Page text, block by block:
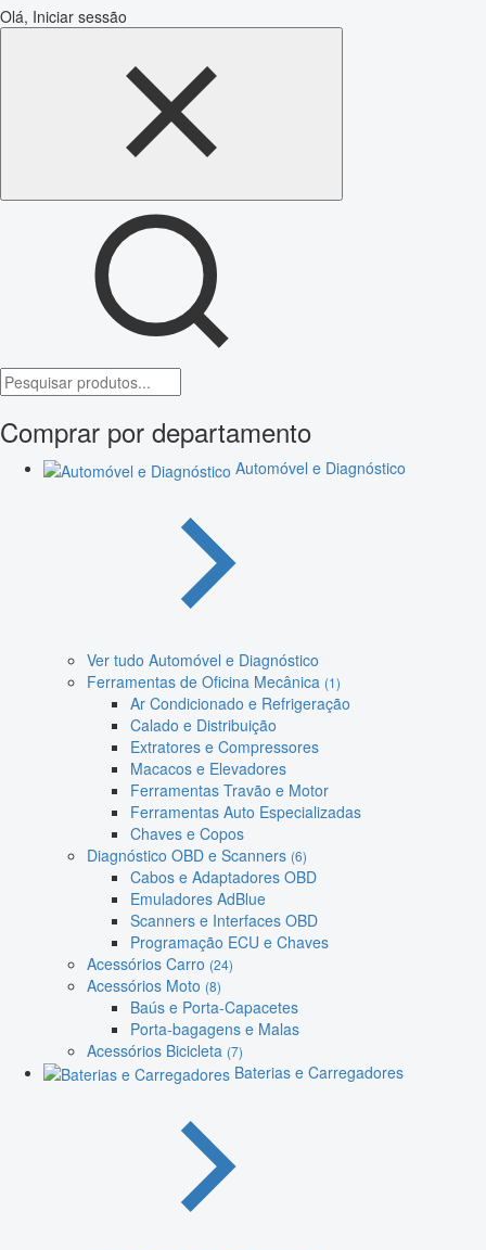
Olá, Iniciar sessão
Comprar por departamento
Automóvel e Diagnóstico
Ver tudo Automóvel e Diagnóstico
Ferramentas de Oficina Mecânica (1)
Ar Condicionado e Refrigeração
Calado e Distribuição
Extratores e Compressores
Macacos e Elevadores
Ferramentas Travão e Motor
Ferramentas Auto Especializadas
Chaves e Copos
Diagnóstico OBD e Scanners (6)
Cabos e Adaptadores OBD
Emuladores AdBlue
Scanners e Interfaces OBD
Programação ECU e Chaves
Acessórios Carro (24)
Acessórios Moto (8)
Baús e Porta-Capacetes
Porta-bagagens e Malas
Acessórios Bicicleta (7)
Baterias e Carregadores